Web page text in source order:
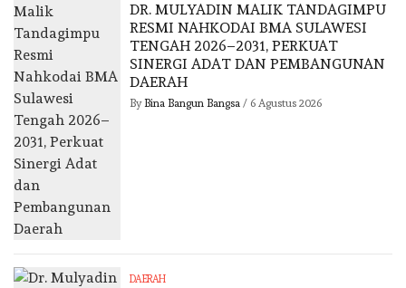
DR. MULYADIN MALIK TANDAGIMPU
RESMI NAHKODAI BMA SULAWESI
TENGAH 2026–2031, PERKUAT
SINERGI ADAT DAN PEMBANGUNAN
DAERAH
By Bina Bangun Bangsa/ 6 Agustus 2026
DAERAH